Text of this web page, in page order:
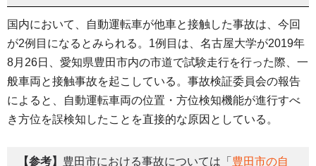
国内において、自動運転車が他車と接触した事故は、今回
が2例目になるとみられる。1例目は、名古屋大学が2019年
8月26日、愛知県豊田市内の市道で試験走行を行った際、一
般車両と接触事故を起こしている。事故検証委員会の報告
によると、自動運転車両の位置・方位検知機能が進行すべ
き方位を誤検知したことを直接的な原因としている。
【参考】 豊田市における事故については「 豊田市の自